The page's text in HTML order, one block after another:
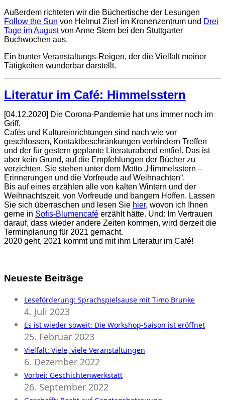
Außerdem richteten wir die Büchertische der Lesungen
Follow the Sun von Helmut Zierl im Kronenzentrum und Drei
Tage im Augustvon Anne Stern bei den Stuttgarter
Buchwochen aus.
Ein bunter Veranstaltungs-Reigen, der die Vielfalt meiner
Tätigkeiten wunderbar darstellt.
Literatur im Café: Himmelsstern
[04.12.2020] Die Corona-Pandemie hat uns immer noch im
Griff.
Cafés und Kultureinrichtungen sind nach wie vor
geschlossen, Kontaktbeschränkungen verhindern Treffen
und der für gestern geplante Literaturabend entfiel. Das ist
aber kein Grund, auf die Empfehlungen der Bücher zu
verzichten. Sie stehen unter dem Motto „Himmelsstern –
Erinnerungen und die Vorfreude auf Weihnachten“.
Bis auf eines erzählen alle von kalten Wintern und der
Weihnachtszeit, von Vorfreude und bangem Hoffen. Lassen
Sie sich überraschen und lesen Sie hier, wovon ich Ihnen
gerne in Sofis-Blumencafé erzählt hätte. Und: Im Vertrauen
darauf, dass wieder andere Zeiten kommen, wird derzeit die
Terminplanung für 2021 gemacht.
2020 geht, 2021 kommt und mit ihm Literatur im Café!
Neueste Beiträge
Leseförderung: Sprachspielsause mit Timo Brunke
4. Juli 2023
Es ist wieder soweit: Die Workshop-Saison ist eröffnet
25. Februar 2023
Vielfalt: Viele, viele Veranstaltungen
6. Dezember 2022
Vorbei: Geschichtenwerkstatt
26. September 2022